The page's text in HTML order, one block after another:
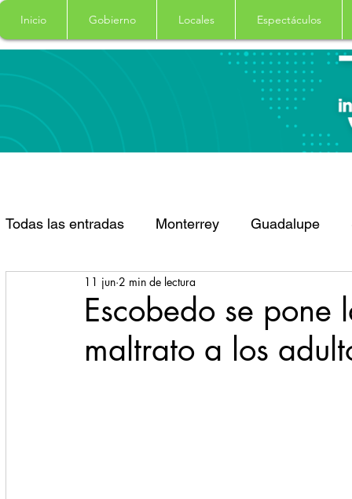
Inicio Gobierno Locales Espectáculos
Todas las entradas Monterrey Guadalupe
Santa Catarina San Pedro Garza Garcia
Espectaculos Clima Principal Salud
Escobedo se
maltrato a los
11 jun 2 min de lectura